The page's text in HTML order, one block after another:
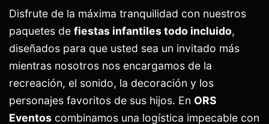
Disfrute de la máxima tranquilidad con nuestros
paquetes de fiestas infantiles todo incluido,
diseñados para que usted sea un invitado más
mientras nosotros nos encargamos de la
recreación, el sonido, la decoración y los
personajes favoritos de sus hijos. En ORS
Eventos combinamos una logística impecable con